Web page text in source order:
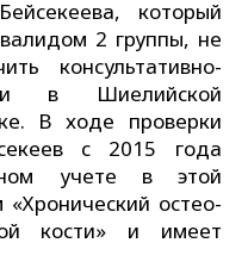
который
2 группы, не
консультативно-
в Шиелийской
В ходе проверки
с 2015 года
учете в этой
остео-
кости» и имеет